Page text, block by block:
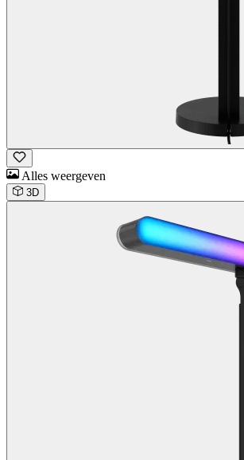
Alles weergeven
3D